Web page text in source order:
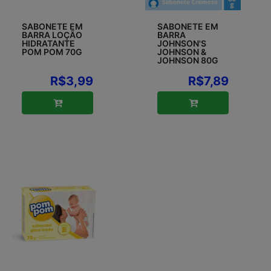
SABONETE EM
BARRA LOÇÃO
HIDRATANTE
POM POM 70G
R$3,99
SABONETE EM
BARRA
JOHNSON'S
JOHNSON &
JOHNSON 80G
R$7,89